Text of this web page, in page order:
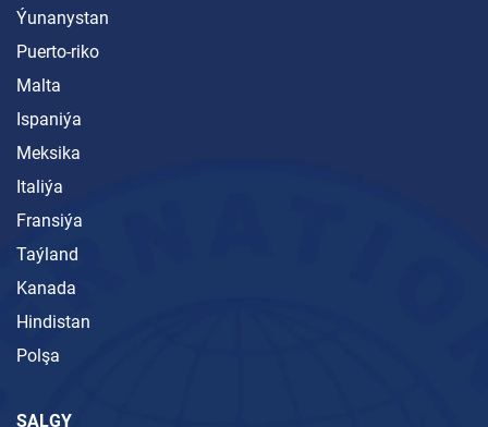
Ýunanystan
Puerto-riko
Malta
Ispaniýa
Meksika
Italiýa
Fransiýa
Taýland
Kanada
Hindistan
Polşa
SALGY